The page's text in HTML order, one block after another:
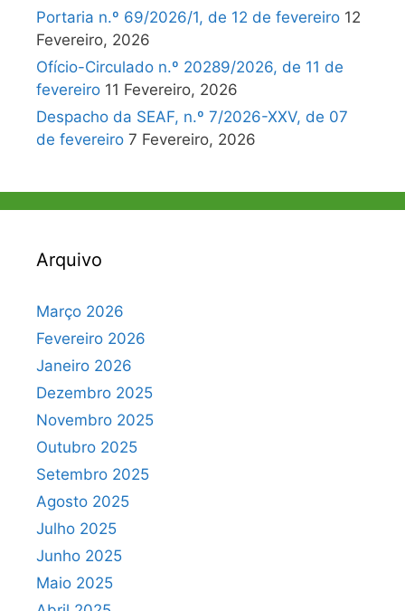
Portaria n.º 69/2026/1, de 12 de fevereiro 12
Fevereiro, 2026
Ofício-Circulado n.º 20289/2026, de 11 de
fevereiro 11 Fevereiro, 2026
Despacho da SEAF, n.º 7/2026-XXV, de 07
de fevereiro 7 Fevereiro, 2026
Arquivo
Março 2026
Fevereiro 2026
Janeiro 2026
Dezembro 2025
Novembro 2025
Outubro 2025
Setembro 2025
Agosto 2025
Julho 2025
Junho 2025
Maio 2025